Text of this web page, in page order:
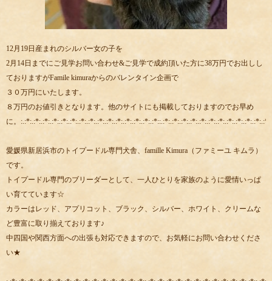
12月19日産まれのシルバー女の子を
2月14日までにご見学お問い合わせ&ご見学で成約頂いた方に38万円でお出しし
ておりますがFamile kimuraからのバレンタイン企画で
３０万円にいたします。
８万円のお値引きとなります。他のサイトにも掲載しておりますのでお早め
に。
愛媛県新居浜市のトイプードル専門犬舎、famille Kimura（ファミーユ キムラ）
です。
トイプードル専門のブリーダーとして、一人ひとりを家族のように愛情いっぱ
い育てています☆
カラーはレッド、アプリコット、ブラック、シルバー、ホワイト、クリームな
ど豊富に取り揃えております♪
中四国や関西方面への出張も対応できますので、お気軽にお問い合わせくださ
い★